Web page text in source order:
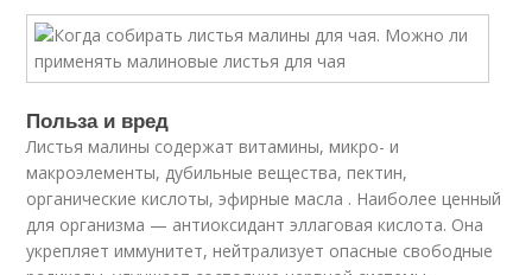
Польза и вред
Листья малины содержат витамины, микро- и
макроэлементы, дубильные вещества, пектин,
органические кислоты, эфирные масла . Наиболее ценный
для организма — антиоксидант эллаговая кислота. Она
укрепляет иммунитет, нейтрализует опасные свободные